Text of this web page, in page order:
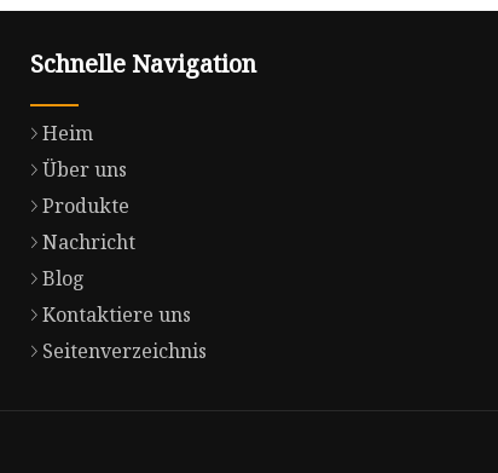
Schnelle Navigation
Heim
Über uns
Produkte
Nachricht
Blog
Kontaktiere uns
Seitenverzeichnis